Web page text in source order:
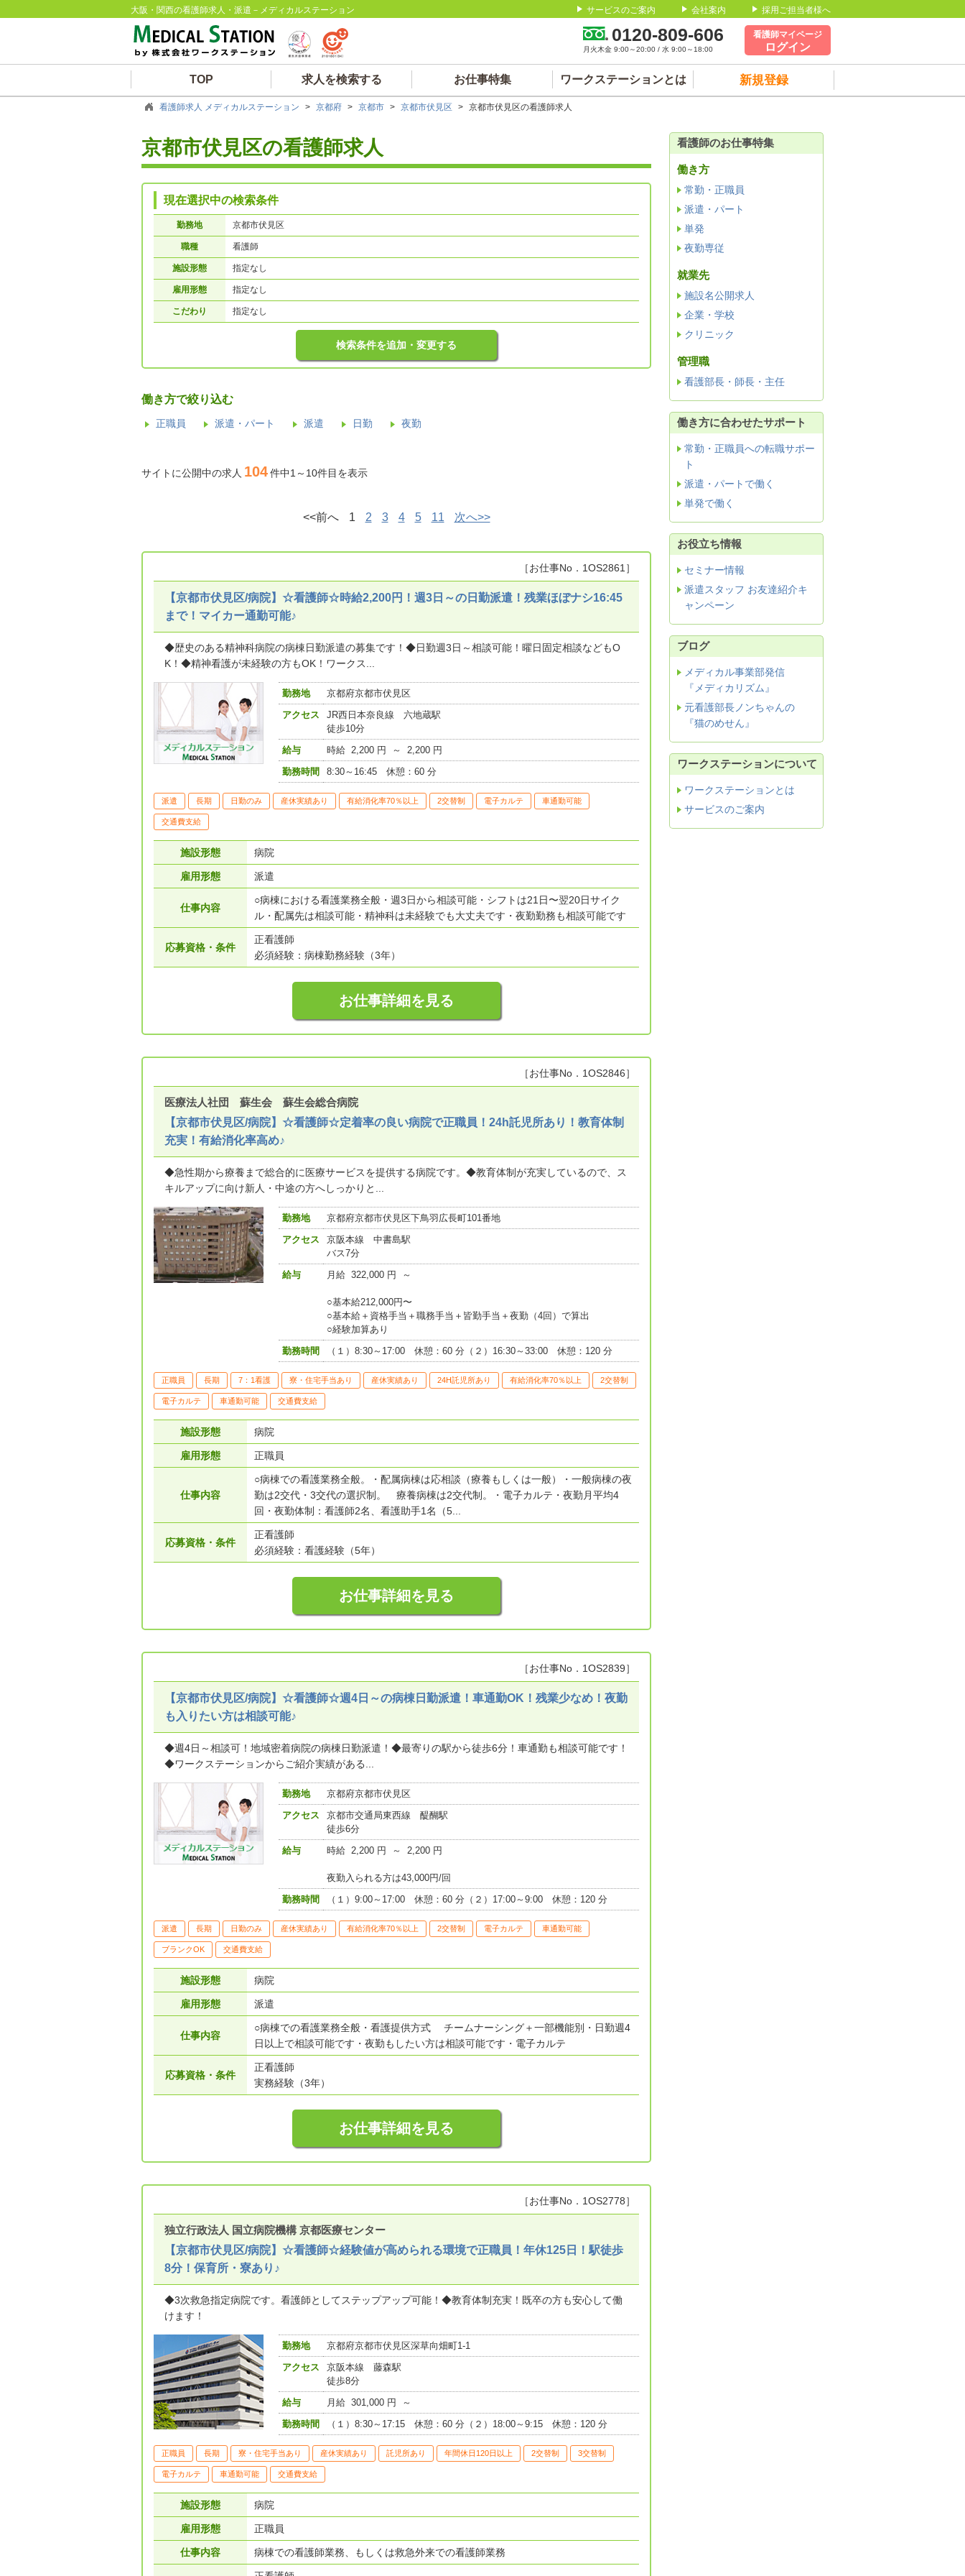
大阪・関西の看護師求人・派遣－メディカルステーション サービスのご案内 会社案内 採用ご担当者様へ
0120-809-606
月火木金 9:00～20:00 / 水 9:00～18:00
看護師マイページ
ログイン
TOP 求人を検索する お仕事特集 ワークステーションとは 新規登録
看護師求人 メディカルステーション > 京都府 > 京都市 > 京都市伏見区 > 京都市伏見区の看護師求人
京都市伏見区の看護師求人
現在選択中の検索条件
勤務地 京都市伏見区
職種 看護師
施設形態 指定なし
雇用形態 指定なし
こだわり 指定なし
検索条件を追加・変更する
働き方で絞り込む
正職員 派遣・パート 派遣 日勤 夜勤
サイトに公開中の求人 104件中1～10件目を表示
<<前へ 1 2 3 4 5 11 次へ>>
［お仕事No．1OS2861］
【京都市伏見区/病院】☆看護師☆時給2,200円！週3日～の日勤派遣！残業ほぼナシ16:45
まで！マイカー通勤可能♪
◆歴史のある精神科病院の病棟日勤派遣の募集です！◆日勤週3日～相談可能！曜日固定相談などもO
K！◆精神看護が未経験の方もOK！ワークス...
勤務地
京都府京都市伏見区
アクセス
JR西日本奈良線 六地蔵駅
徒歩10分
給与
時給 2,200 円 ～ 2,200 円
勤務時間
8:30～16:45 休憩：60 分
派遣 長期 日勤のみ 産休実績あり 有給消化率70％以上 2交替制 電子カルテ 車通勤可能
交通費支給
施設形態 病院
雇用形態 派遣
仕事内容
○病棟における看護業務全般・週3日から相談可能・シフトは21日〜翌20日サイク
ル・配属先は相談可能・精神科は未経験でも大丈夫です・夜勤勤務も相談可能です
応募資格・条件
正看護師
必須経験：病棟勤務経験（3年）
お仕事詳細を見る
［お仕事No．1OS2846］
医療法人社団 蘇生会 蘇生会総合病院
【京都市伏見区/病院】☆看護師☆定着率の良い病院で正職員！24h託児所あり！教育体制
充実！有給消化率高め♪
◆急性期から療養まで総合的に医療サービスを提供する病院です。◆教育体制が充実しているので、ス
キルアップに向け新人・中途の方へしっかりと...
勤務地
京都府京都市伏見区下鳥羽広長町101番地
アクセス
京阪本線 中書島駅
バス7分
給与
月給 322,000 円 ～
○基本給212,000円〜
○基本給＋資格手当＋職務手当＋皆勤手当＋夜勤（4回）で算出
○経験加算あり
勤務時間
（１）8:30～17:00 休憩：60 分（２）16:30～33:00 休憩：120 分
正職員 長期 7：1看護 寮・住宅手当あり 産休実績あり 24H託児所あり 有給消化率70％以上 2交替制
電子カルテ 車通勤可能 交通費支給
施設形態 病院
雇用形態 正職員
仕事内容
○病棟での看護業務全般。・配属病棟は応相談（療養もしくは一般）・一般病棟の夜
勤は2交代・3交代の選択制。 療養病棟は2交代制。・電子カルテ・夜勤月平均4
回・夜勤体制：看護師2名、看護助手1名（5...
応募資格・条件
正看護師
必須経験：看護経験（5年）
お仕事詳細を見る
［お仕事No．1OS2839］
【京都市伏見区/病院】☆看護師☆週4日～の病棟日勤派遣！車通勤OK！残業少なめ！夜勤
も入りたい方は相談可能♪
◆週4日～相談可！地域密着病院の病棟日勤派遣！◆最寄りの駅から徒歩6分！車通勤も相談可能です！
◆ワークステーションからご紹介実績がある...
勤務地
京都府京都市伏見区
アクセス
京都市交通局東西線 醍醐駅
徒歩6分
給与
時給 2,200 円 ～ 2,200 円
夜勤入られる方は43,000円/回
勤務時間
（１）9:00～17:00 休憩：60 分（２）17:00～9:00 休憩：120 分
派遣 長期 日勤のみ 産休実績あり 有給消化率70％以上 2交替制 電子カルテ 車通勤可能
ブランクOK 交通費支給
施設形態 病院
雇用形態 派遣
仕事内容
○病棟での看護業務全般・看護提供方式 チームナーシング＋一部機能別・日勤週4
日以上で相談可能です・夜勤もしたい方は相談可能です・電子カルテ
応募資格・条件
正看護師
実務経験（3年）
お仕事詳細を見る
［お仕事No．1OS2778］
独立行政法人 国立病院機構 京都医療センター
【京都市伏見区/病院】☆看護師☆経験値が高められる環境で正職員！年休125日！駅徒歩
8分！保育所・寮あり♪
◆3次救急指定病院です。看護師としてステップアップ可能！◆教育体制充実！既卒の方も安心して働
けます！
勤務地
京都府京都市伏見区深草向畑町1-1
アクセス
京阪本線 藤森駅
徒歩8分
給与
月給 301,000 円 ～
勤務時間
（１）8:30～17:15 休憩：60 分（２）18:00～9:15 休憩：120 分
正職員 長期 寮・住宅手当あり 産休実績あり 託児所あり 年間休日120日以上 2交替制 3交替制
電子カルテ 車通勤可能 交通費支給
施設形態 病院
雇用形態 正職員
仕事内容 病棟での看護師業務、もしくは救急外来での看護師業務
看護師のお仕事特集
働き方
常勤・正職員
派遣・パート
単発
夜勤専従
就業先
施設名公開求人
企業・学校
クリニック
管理職
看護部長・師長・主任
働き方に合わせたサポート
常勤・正職員への転職サポー
ト
派遣・パートで働く
単発で働く
お役立ち情報
セミナー情報
派遣スタッフ お友達紹介キ
ャンペーン
ブログ
メディカル事業部発信
『メディカリズム』
元看護部長ノンちゃんの
『猫のめせん』
ワークステーションについて
ワークステーションとは
サービスのご案内